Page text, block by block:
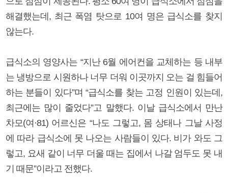
해결했는데, 최근 폭염 탓으로 10여 명은 급식소를 찾지
않는다.
급식소의 영양사는 “지난 6월 에어컨을 교체하는 등 내부
는 냉방으로 시원하나 너무 더워 이곳까지 오는 걸 힘들어
하는 분들이 있다”며 “급식소를 찾는 고정 인원이 있는데,
최근에는 많이 줄었다”고 말했다. 이날 급식소에서 만난
차모(여·81) 어르신은 “나도 그렇고, 몸 상태나 그날 사정
에 따라 급식소에 못 나오는 사람들이 있다. 비가 와도 그
렇고, 요새 같이 너무 더울 때는 집에서 나갈 엄두도 못 내
기 때문”이라고 전했다.